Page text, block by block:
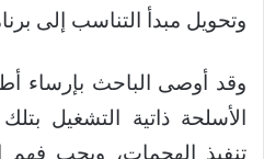
وتحويل مبدأ التناسب إلى
وقد أوصى الباحث بإرساء
الأسلحة ذاتية التشغيل
تنفيذ الهجمات، ويجب فهم